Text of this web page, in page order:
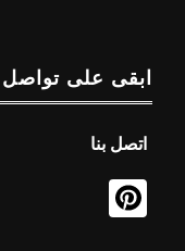
ابقى على تواصل
اتصل بنا